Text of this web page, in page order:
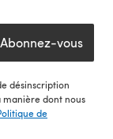
Abonnez-vous
désinscription
dont nous
de